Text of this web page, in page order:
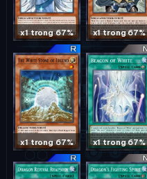
x1 trong 67% x1 trong 67%
x1 trong 67% x1 trong 67%